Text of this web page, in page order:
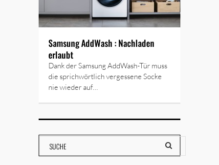
Samsung AddWash : Nachladen
erlaubt
Dank der Samsung AddWash-Tür muss
die sprichwörtlich vergessene Socke
nie wieder auf…